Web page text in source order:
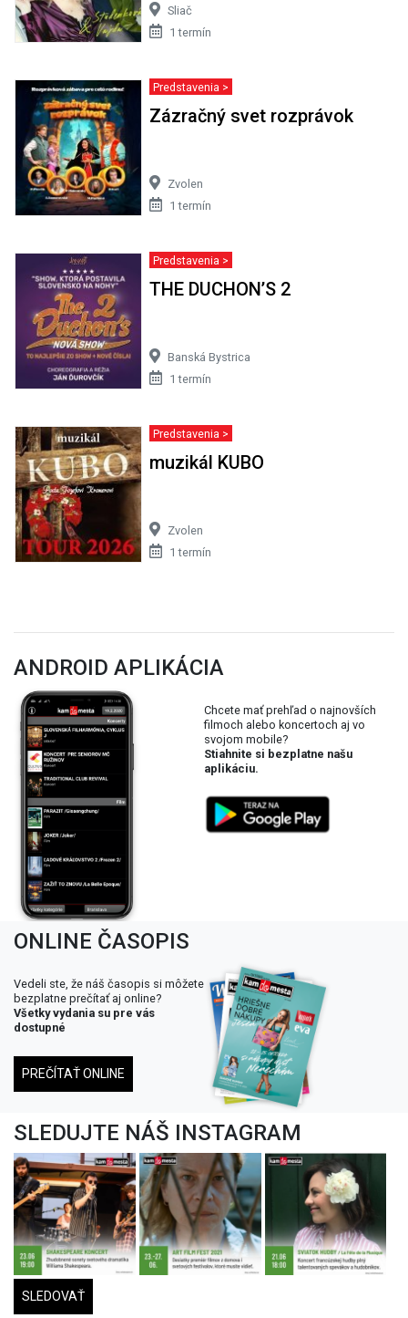
Sliač
1 termín
Predstavenia >
Zázračný svet rozprávok
Zvolen
1 termín
Predstavenia >
THE DUCHON’S 2
Banská Bystrica
1 termín
Predstavenia >
muzikál KUBO
Zvolen
1 termín
ANDROID APLIKÁCIA
Chcete mať prehľad o najnovších
filmoch alebo koncertoch aj vo
svojom mobile?
Stiahnite si bezplatne našu
aplikáciu.
ONLINE ČASOPIS
Vedeli ste, že náš časopis si môžete
bezplatne prečítať aj online?
Všetky vydania su pre vás
dostupné
PREČÍTAŤ ONLINE
SLEDUJTE NÁŠ INSTAGRAM
SLEDOVAŤ